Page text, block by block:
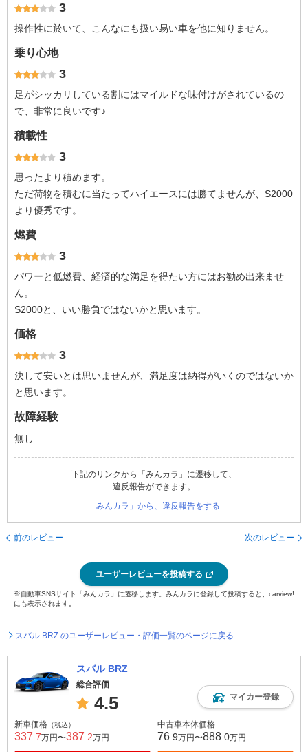
3
操作性に於いて、こんなにも扱い易い車を他に知りません。
乗り心地
3
足がシッカリしている割にはマイルドな味付けがされているの
で、非常に良いです♪
積載性
3
思ったより積めます。
ただ荷物を積むに当たってハイエースには勝てませんが、S2000
より優秀です。
燃費
3
パワーと低燃費、経済的な満足を得たい方にはお勧め出来ませ
ん。
S2000と、いい勝負ではないかと思います。
価格
3
決して安いとは思いませんが、満足度は納得がいくのではないか
と思います。
故障経験
無し
下記のリンクから「みんカラ」に遷移して、
違反報告ができます。
「みんカラ」から、違反報告をする
前のレビュー 次のレビュー
ユーザーレビューを投稿する
※自動車SNSサイト「みんカラ」に遷移します。みんカラに登録して投稿すると、carview!
にも表示されます。
スバル BRZ のユーザーレビュー・評価一覧のページに戻る
スバル BRZ
総合評価
4.5 マイカー登録
新車価格 （税込）
337.7万円〜387.2万円
中古車本体価格
76.9万円〜888.0万円